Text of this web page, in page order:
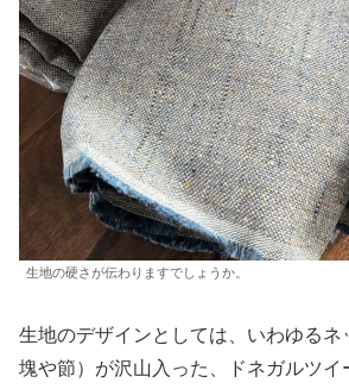
生地の硬さが伝わりますでしょうか。
生地のデザインとしては、いわゆるネ
塊や節）が沢山入った、ドネガルツイ